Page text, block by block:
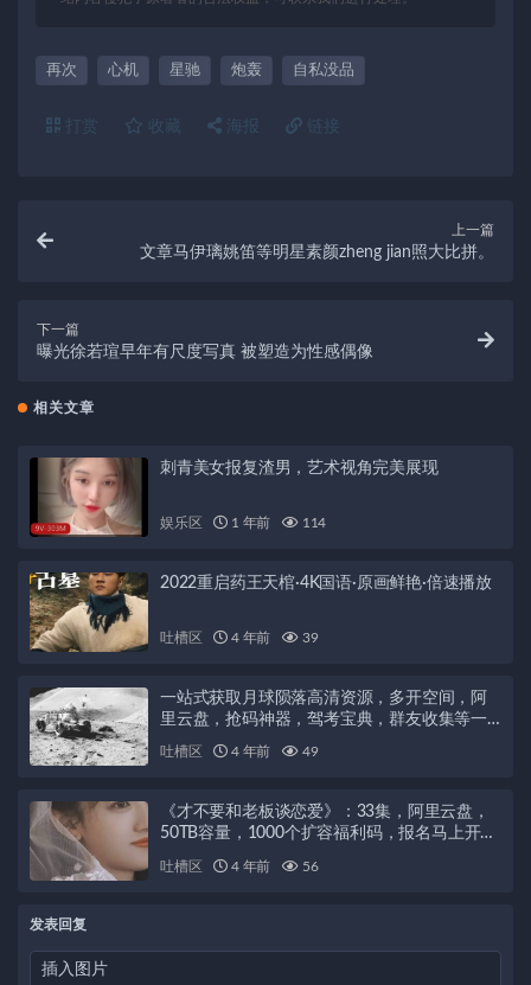
再次 心机 星驰 炮轰 自私没品
打赏 收藏 海报 链接
上一篇
文章马伊璃姚笛等明星素颜zheng jian照大比拼。
下一篇
曝光徐若瑄早年有尺度写真 被塑造为性感偶像
相关文章
刺青美女报复渣男，艺术视角完美展现
娱乐区 1 年前 114
2022重启药王天棺·4K国语·原画鲜艳·倍速播放
吐槽区 4 年前 39
一站式获取月球陨落高清资源，多开空间，阿
里云盘，抢码神器，驾考宝典，群友收集等一
吐槽区 4 年前 49
《才不要和老板谈恋爱》：33集，阿里云盘，
50TB容量，1000个扩容福利码，报名马上开
吐槽区 4 年前 56
发表回复
插入图片